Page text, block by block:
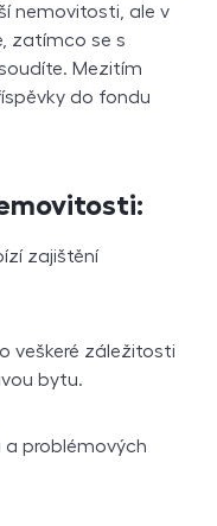
nemovitosti, ale v
zatímco se s
Mezitím
do fondu
zajištění
veškeré záležitosti
bytu.
a problémových